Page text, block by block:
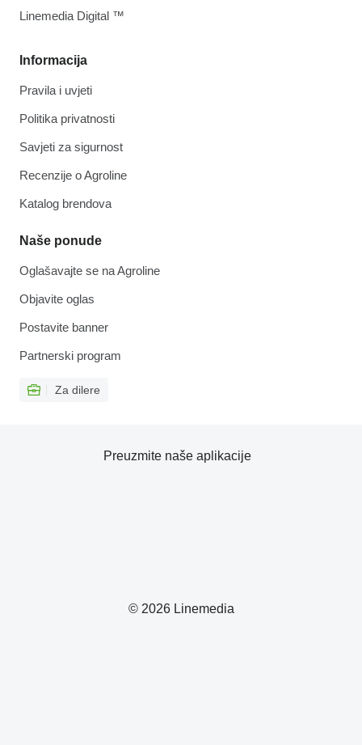
Informacija
Pravila i uvjeti
Politika privatnosti
Savjeti za sigurnost
Recenzije o Agroline
Katalog brendova
Naše ponude
Oglašavajte se na Agroline
Objavite oglas
Postavite banner
Partnerski program
Za dilere
Linemedia Digital ™
© 2026 Linemedia
Preuzmite naše aplikacije